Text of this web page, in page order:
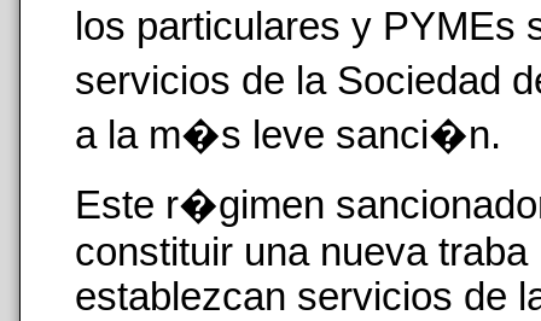
los particulares y
servicios de la Sociedad
a la m�s leve sanci�n.
Este r�gimen
constituir una nueva
establezcan servicios de